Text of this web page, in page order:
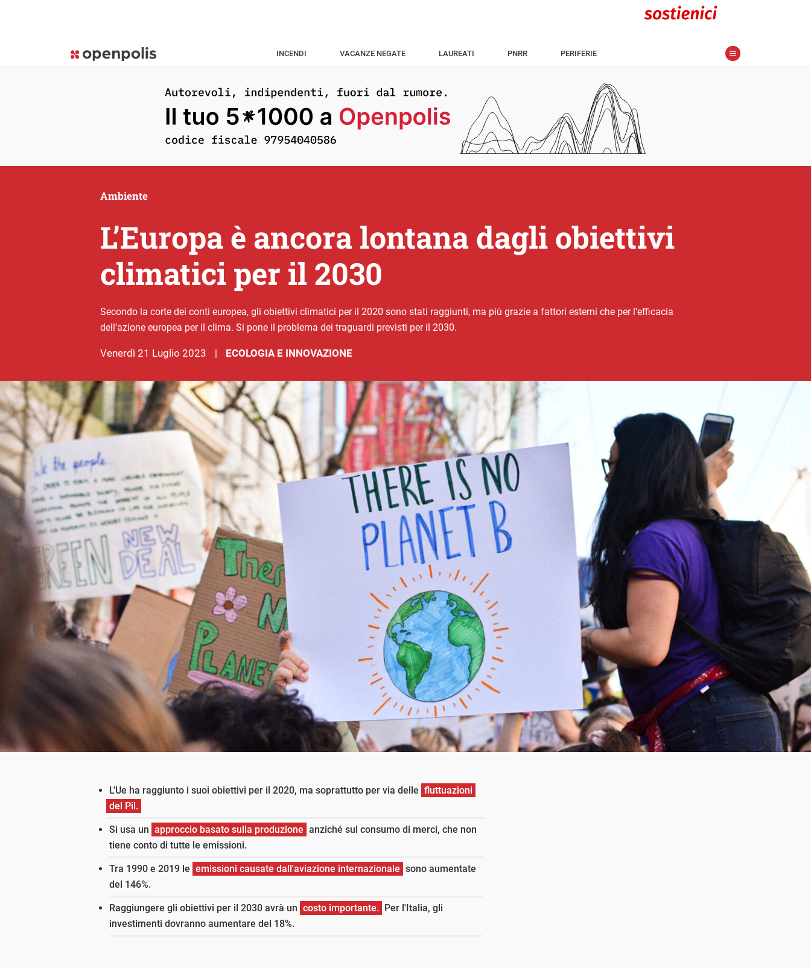
INCENDI VACANZE NEGATE LAUREATI PNRR PERIFERIE
L’Europa è ancora lontana dagli obiettivi
climatici per il 2030
Ambiente
Secondo la corte dei conti europea, gli obiettivi climatici per il 2020 sono stati raggiunti, ma più grazie a fattori esterni che per l’efficacia
dell’azione europea per il clima. Si pone il problema dei traguardi previsti per il 2030.
venerdì 21 Luglio 2023 | ECOLOGIA E INNOVAZIONE
L'Ue ha raggiunto i suoi obiettivi per il 2020, ma soprattutto per via delle fluttuazioni
del Pil.
Si usa un approccio basato sulla produzione anziché sul consumo di merci, che non
tiene conto di tutte le emissioni.
Tra 1990 e 2019 le emissioni causate dall'aviazione internazionale sono aumentate
del 146%.
Raggiungere gli obiettivi per il 2030 avrà un costo importante. Per l'Italia, gli
investimenti dovranno aumentare del 18%.